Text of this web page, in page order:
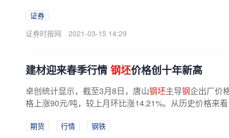
证券
证券时报网
2021-03-15 14:29
建材迎来春季行情 钢坯价格创十年新高
卓创统计显示，截至3月8日，唐山钢坯主导钢企出厂价
格上涨90元/吨，较上月环比涨14.21%。从历史价格来
期货 行情
钢铁